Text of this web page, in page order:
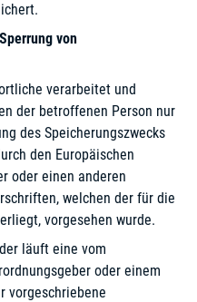
von
verarbeitet und
der betroffenen Person nur
des Speicherungszwecks
den Europäischen
oder einen anderen
welchen der für die
vorgesehen wurde.
läuft eine vom
oder einem
vorgeschriebene